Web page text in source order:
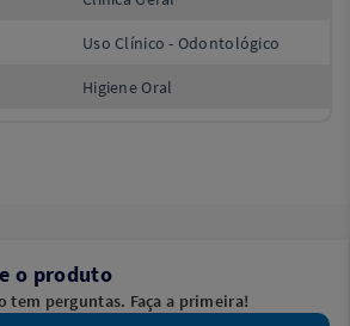
Uso Clínico - Odontológico
Higiene Oral
o produto
tem perguntas. Faça a primeira!